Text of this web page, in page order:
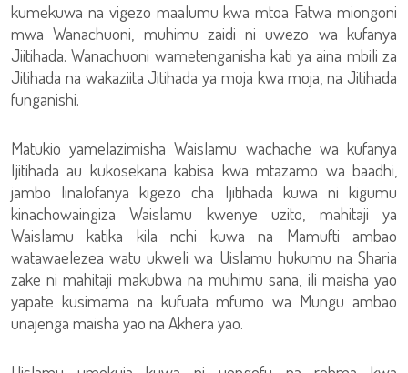
kumekuwa na vigezo maalumu kwa mtoa Fatwa miongoni
mwa Wanachuoni, muhimu zaidi ni uwezo wa kufanya
Jiitihada. Wanachuoni wametenganisha kati ya aina mbili za
Jitihada na wakaziita Jitihada ya moja kwa moja, na Jitihada
funganishi.
Matukio yamelazimisha Waislamu wachache wa kufanya
Ijitihada au kukosekana kabisa kwa mtazamo wa baadhi,
jambo linalofanya kigezo cha Ijitihada kuwa ni kigumu
kinachowaingiza Waislamu kwenye uzito, mahitaji ya
Waislamu katika kila nchi kuwa na Mamufti ambao
watawaelezea watu ukweli wa Uislamu hukumu na Sharia
zake ni mahitaji makubwa na muhimu sana, ili maisha yao
yapate kusimama na kufuata mfumo wa Mungu ambao
unajenga maisha yao na Akhera yao.